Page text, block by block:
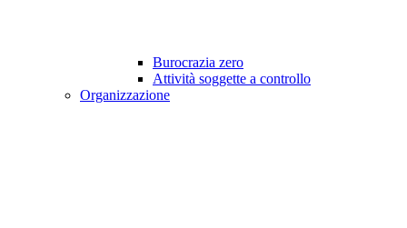
Burocrazia zero
Attività soggette a controllo
Organizzazione